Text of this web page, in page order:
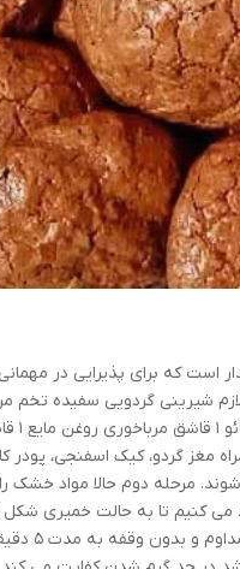
است که برای پذیرایی در
مغز گردو، کیک اسفنجی، پودر
مرحله دوم حالا مواد خشک
تا به حالت خمیری شکل
قرار می